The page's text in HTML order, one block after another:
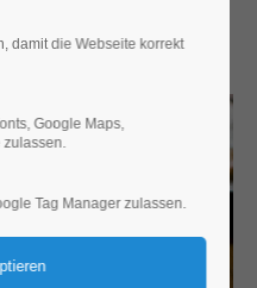
damit die Webseite korrekt
Google Maps,
zulassen.
Tag Manager zulassen.